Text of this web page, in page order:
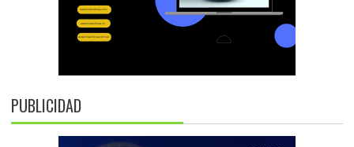
PUBLICIDAD